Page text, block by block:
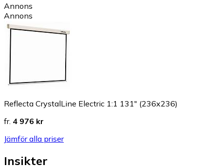
Annons
Annons
Reflecta CrystalLine Electric 1:1 131" (236x236)
fr. 4 976 kr
Jämför alla priser
Insikter